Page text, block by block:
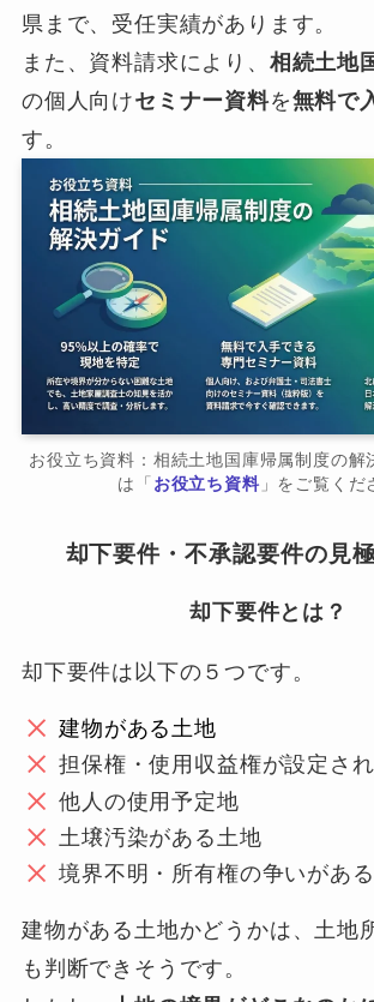
県まで、受任実績があります。
また、資料請求により、 相続土地
の個人向けセミナー資料を無料で
す。
お役立ち資料：相続土地国庫帰属制度の
は「 お役立ち資料」をご覧くだ
却下要件・不承認要件の見
却下要件とは？
却下要件は以下の５つです。
建物がある土地
担保権・使用収益権が設定さ
他人の使用予定地
土壌汚染がある土地
境界不明・所有権の争いがあ
建物がある土地かどうかは、土地
も判断できそうです。